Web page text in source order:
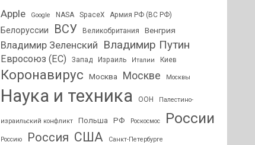
Apple Google NASA SpaceX Армия РФ (ВС РФ)
Белоруссии ВСУ Великобритания Венгрия
Владимир Зеленский Владимир Путин
Евросоюз (ЕС) Запад Израиль Италии Киев
Коронавирус Москва Москве Москвы
Наука и техника ООН Палестино-
израильский конфликт Польша РФ Роскосмос России
Россию Россия США Санкт-Петербурге